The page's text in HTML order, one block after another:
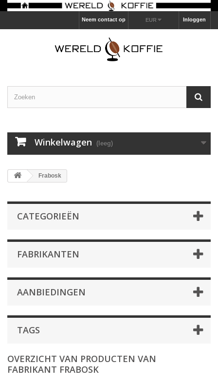
Inloggen
EUR
Neem contact op
Winkelwagen (leeg)
Frabosk
CATEGORIEËN
FABRIKANTEN
AANBIEDINGEN
TAGS
OVERZICHT VAN PRODUCTEN VAN
FABRIKANT FRABOSK